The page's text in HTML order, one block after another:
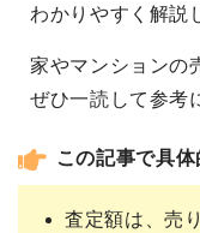
わかりやすく解説
家やマンションの
ぜひ一読して参考
この記事で具
査定額は、売